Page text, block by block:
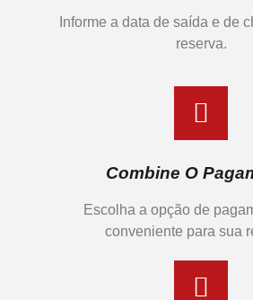
Informe a data de saída e de
reserva.
Combine O
Escolha a opção de
conveniente para sua